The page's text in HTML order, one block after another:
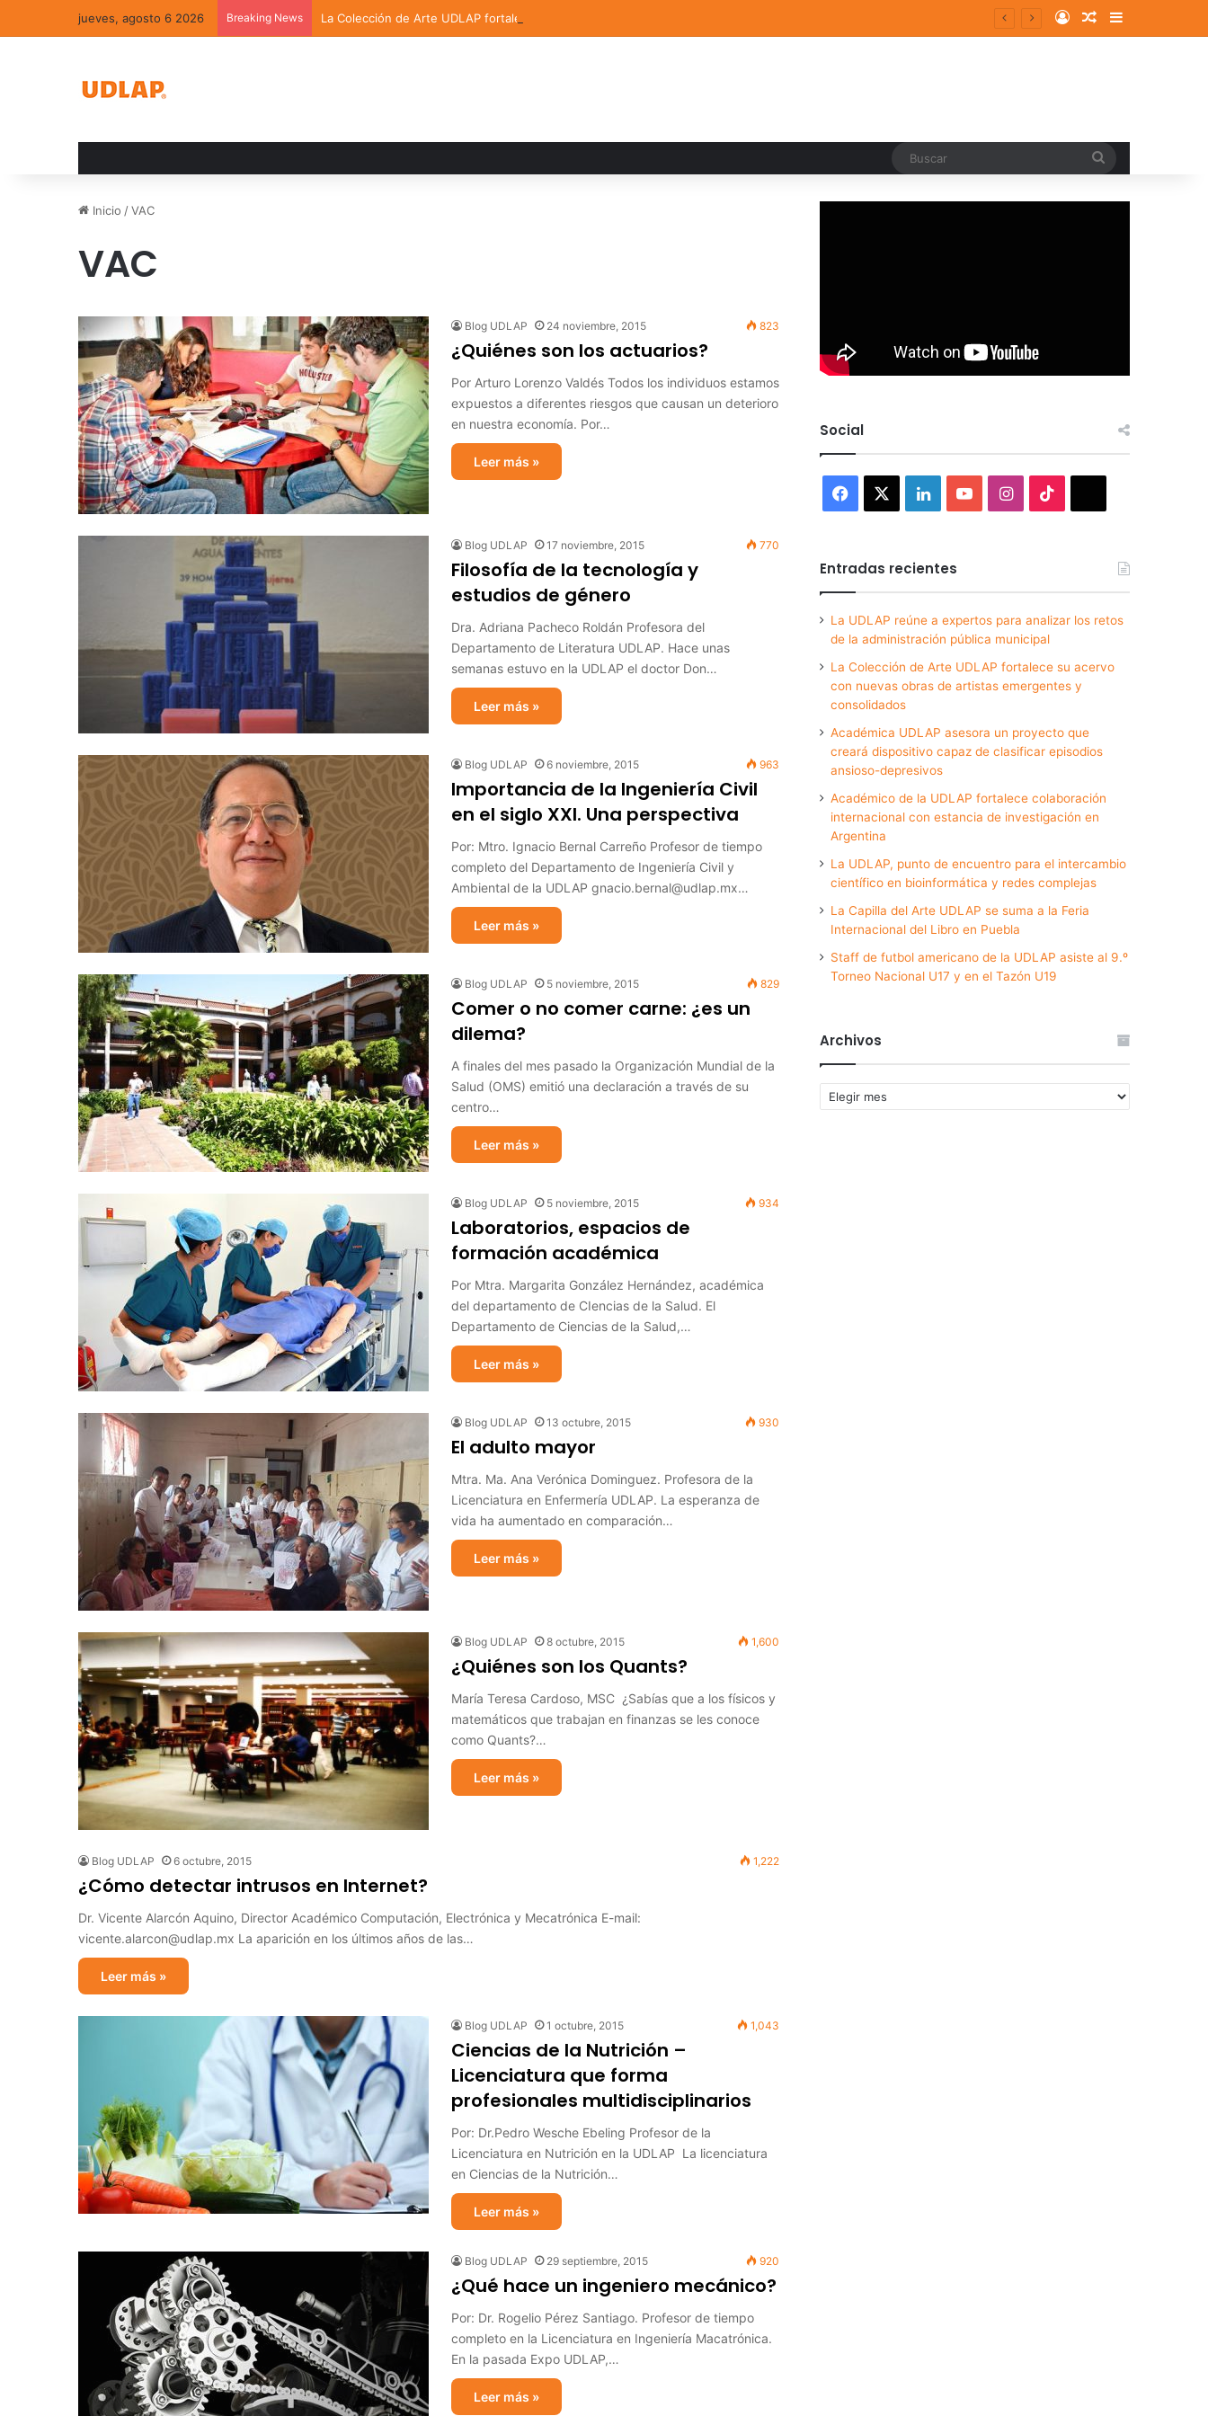
jueves, agosto 6 2026 Breaking News La Colección de Arte UDLAP fortalece su acervo con nuevas obras de artistas emergentes y consolidados Log InRandom Article
Sidebar
Inicio /VAC
VAC
Blog UDLAP 24 noviembre, 2015 823
¿Quiénes son los actuarios?
Por Arturo Lorenzo Valdés Todos los individuos estamos
expuestos a diferentes riesgos que causan un deterioro
en nuestra economía. Por…
Leer más »
Blog UDLAP 17 noviembre, 2015 770
Filosofía de la tecnología y
estudios de género
Dra. Adriana Pacheco Roldán Profesora del
Departamento de Literatura UDLAP. Hace unas
semanas estuvo en la UDLAP el doctor Don…
Leer más »
Blog UDLAP 6 noviembre, 2015 963
Importancia de la Ingeniería Civil
en el siglo XXI. Una perspectiva
Por: Mtro. Ignacio Bernal Carreño Profesor de tiempo
completo del Departamento de Ingeniería Civil y
Ambiental de la UDLAP gnacio.bernal@udlap.mx…
Leer más »
Blog UDLAP 5 noviembre, 2015 829
Comer o no comer carne: ¿es un
dilema?
A finales del mes pasado la Organización Mundial de la
Salud (OMS) emitió una declaración a través de su
centro…
Leer más »
Blog UDLAP 5 noviembre, 2015 934
Laboratorios, espacios de
formación académica
Por Mtra. Margarita González Hernández, académica
del departamento de CIencias de la Salud. El
Departamento de Ciencias de la Salud,…
Leer más »
Blog UDLAP 13 octubre, 2015 930
El adulto mayor
Mtra. Ma. Ana Verónica Dominguez. Profesora de la
Licenciatura en Enfermería UDLAP. La esperanza de
vida ha aumentado en comparación…
Leer más »
Blog UDLAP 8 octubre, 2015 1,600
¿Quiénes son los Quants?
María Teresa Cardoso, MSC ¿Sabías que a los físicos y
matemáticos que trabajan en finanzas se les conoce
como Quants?…
Leer más »
Blog UDLAP 6 octubre, 2015 1,222
¿Cómo detectar intrusos en Internet?
Dr. Vicente Alarcón Aquino, Director Académico Computación, Electrónica y Mecatrónica E-mail:
vicente.alarcon@udlap.mx La aparición en los últimos años de las…
Leer más »
Blog UDLAP 1 octubre, 2015 1,043
Ciencias de la Nutrición –
Licenciatura que forma
profesionales multidisciplinarios
Por: Dr.Pedro Wesche Ebeling Profesor de la
Licenciatura en Nutrición en la UDLAP La licenciatura
en Ciencias de la Nutrición…
Leer más »
Blog UDLAP 29 septiembre, 2015 920
¿Qué hace un ingeniero mecánico?
Por: Dr. Rogelio Pérez Santiago. Profesor de tiempo
completo en la Licenciatura en Ingeniería Macatrónica.
En la pasada Expo UDLAP,…
Leer más »
Social
Facebook LinkedInYouTubeInstagram
Entradas recientes
La UDLAP reúne a expertos para analizar los retos
de la administración pública municipal
La Colección de Arte UDLAP fortalece su acervo
con nuevas obras de artistas emergentes y
consolidados
Académica UDLAP asesora un proyecto que
creará dispositivo capaz de clasificar episodios
ansioso-depresivos
Académico de la UDLAP fortalece colaboración
internacional con estancia de investigación en
Argentina
La UDLAP, punto de encuentro para el intercambio
científico en bioinformática y redes complejas
La Capilla del Arte UDLAP se suma a la Feria
Internacional del Libro en Puebla
Staff de futbol americano de la UDLAP asiste al 9.º
Torneo Nacional U17 y en el Tazón U19
Archivos
Archivos